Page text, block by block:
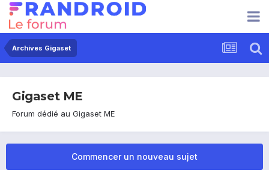
Archives Gigaset
Gigaset ME
Forum dédié au Gigaset ME
Commencer un nouveau sujet